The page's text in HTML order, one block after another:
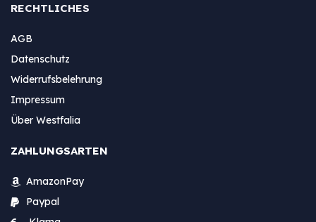
RECHTLICHES
AGB
Datenschutz
Widerrufsbelehrung
Impressum
Über Westfalia
ZAHLUNGSARTEN
AmazonPay
Paypal